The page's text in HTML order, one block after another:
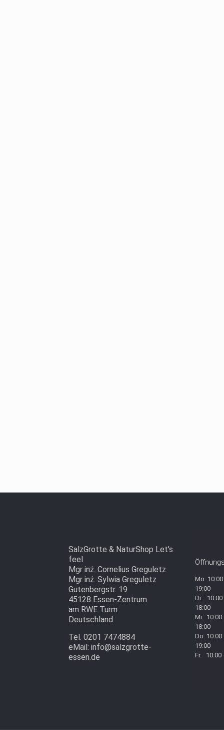
SalzGrotte & NaturShop Let’s
feel
Mgr inż. Cornelius Greguletz
Mgr inż. Sylwia Greguletz
Gutenbergstr. 19
45128 Essen-Zentrum
am RWE Turm
Deutschland
Tel. 0201 7474884
eMail: info@salzgrotte-
essen.de
Mo.
19:00
Di. 10:00
18:00
Mi. 10:00
18:00
Do.
19:00
Fr. 10:00